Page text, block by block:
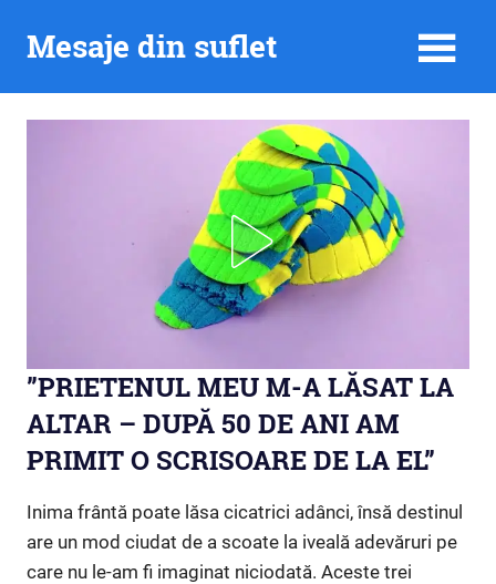
Mesaje din suflet
”PRIETENUL MEU M-A LĂSAT LA
ALTAR – DUPĂ 50 DE ANI AM
PRIMIT O SCRISOARE DE LA EL”
Inima frântă poate lăsa cicatrici adânci, însă destinul
are un mod ciudat de a scoate la iveală adevăruri pe
care nu le-am fi imaginat niciodată. Aceste trei